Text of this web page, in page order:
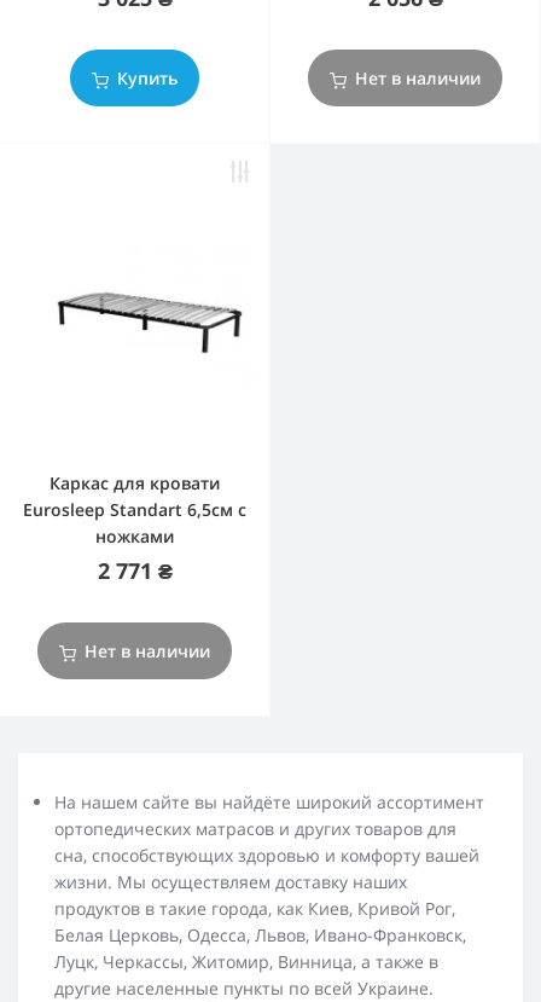
Купить Нет в наличии
Каркас для кровати
Eurosleep Standart 6,5cм с
ножками
2 771 ₴
Нет в наличии
На нашем сайте вы найдёте широкий ассортимент
ортопедических матрасов и других товаров для
сна, способствующих здоровью и комфорту вашей
жизни. Мы осуществляем доставку наших
продуктов в такие города, как Киев, Кривой Рог,
Белая Церковь, Одесса, Львов, Ивано-Франковск,
Луцк, Черкассы, Житомир, Винница, а также в
другие населенные пункты по всей Украине.